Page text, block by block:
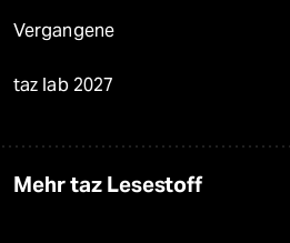
Vergangene
taz lab 2027
Mehr taz Lesestoff